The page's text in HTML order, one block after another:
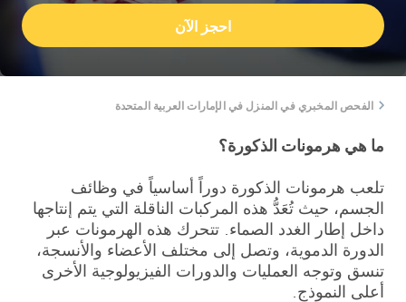
احجز الآن
الفحص المخبري في المنزل في الإمارات العربية المتحدة
ما هي هرمونات الذكورة؟
تلعب هرمونات الذكورة دوراً أساسياً في وظائف
الجسم، حيث تُعَدُّ هذه المركبات الناقلة التي يتم إنتاجها
داخل إطار الغدد الصماء. تتحرك هذه الهرمونات عبر
الدورة الدموية، وتصل إلى مختلف الأعضاء والأنسجة،
تنسق وتوجه العمليات والدورات الفيزيولوجية الأخرى
أعلى النموذج.